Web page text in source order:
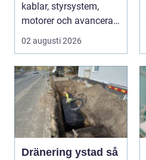
kablar, styrsystem,
motorer och avancerad
teknik. Bakom allt de...
02 augusti 2026
Dränering ystad så